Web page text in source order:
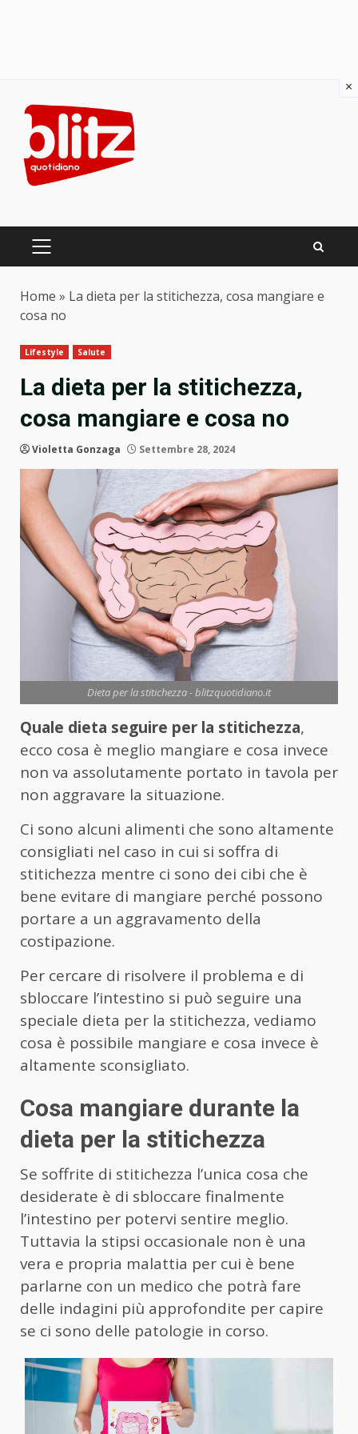
content
PRIMARY
Home » La dieta per la stitichezza, cosa mangiare e
cosa no
Lifestyle Salute
La dieta per la stitichezza,
cosa mangiare e cosa no
Violetta Gonzaga Settembre 28, 2024
Dieta per la stitichezza - blitzquotidiano.it
Quale dieta seguire per la stitichezza,
ecco cosa è meglio mangiare e cosa invece
non va assolutamente portato in tavola per
non aggravare la situazione.
Ci sono alcuni alimenti che sono altamente
consigliati nel caso in cui si soffra di
stitichezza mentre ci sono dei cibi che è
bene evitare di mangiare perché possono
portare a un aggravamento della
costipazione.
Per cercare di risolvere il problema e di
sbloccare l’intestino si può seguire una
speciale dieta per la stitichezza, vediamo
cosa è possibile mangiare e cosa invece è
altamente sconsigliato.
Cosa mangiare durante la
dieta per la stitichezza
Se soffrite di stitichezza l’unica cosa che
desiderate è di sbloccare finalmente
l’intestino per potervi sentire meglio.
Tuttavia la stipsi occasionale non è una
vera e propria malattia per cui è bene
parlarne con un medico che potrà fare
delle indagini più approfondite per capire
se ci sono delle patologie in corso.
×